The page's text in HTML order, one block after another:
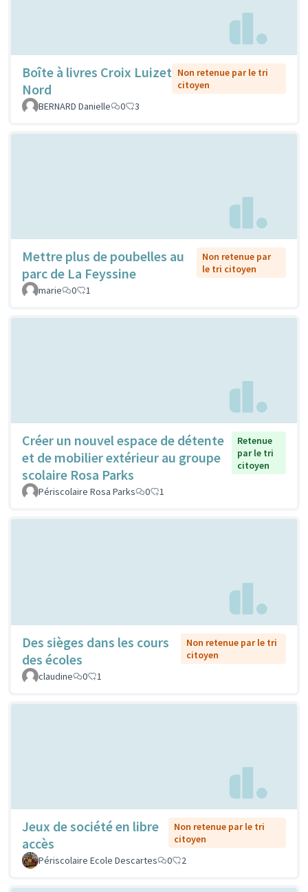
Boîte à livres Croix Luizet
Nord
Non retenue par le tri
citoyen
BERNARD Danielle
0 3
Mettre plus de poubelles au
parc de La Feyssine
Non retenue par
le tri citoyen
marie
0 1
Créer un nouvel espace de détente
et de mobilier extérieur au groupe
scolaire Rosa Parks
Retenue
par le tri
citoyen
Périscolaire Rosa Parks 0 1
Des sièges dans les cours
des écoles
Non retenue par le tri
citoyen
claudine
0 1
Jeux de société en libre
accès
Non retenue par le tri
citoyen
Périscolaire Ecole Descartes
0 2